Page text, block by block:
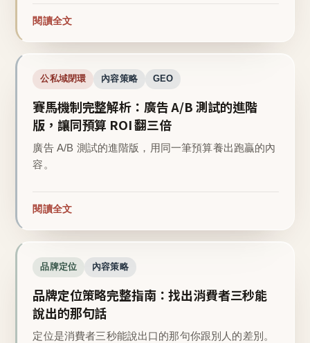
閱讀全文
公私域閉環 內容策略 GEO
賽馬機制完整解析：廣告 A/B 測試的進階
版，讓同預算 ROI 翻三倍
廣告 A/B 測試的進階版，用同一筆預算養出跑贏的內
容。
閱讀全文
品牌定位 內容策略
品牌定位策略完整指南：找出消費者三秒能
說出的那句話
定位是消費者三秒能說出口的那句你跟別人的差別。